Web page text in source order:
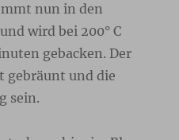
nun in den
wird bei 200° C
gebacken. Der
gebräunt und die
sein.